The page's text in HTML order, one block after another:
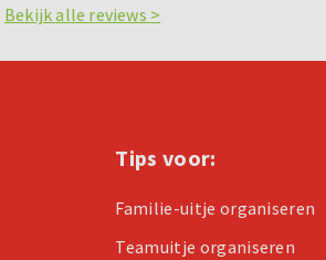
Bekijk alle reviews >
Tips voor:
Familie-uitje organiseren
Teamuitje organiseren